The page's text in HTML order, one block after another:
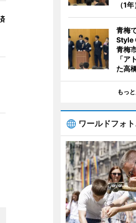
（1年
青梅
Style
青梅
「ア
た高
もっ
ワールドフォ